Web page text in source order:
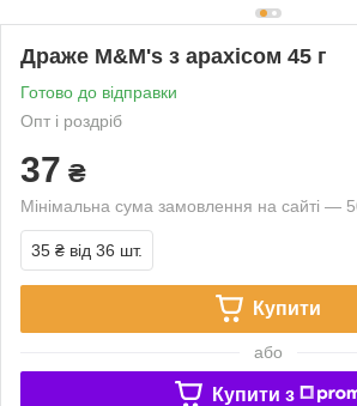
Драже M&M's з арахісом 45 г
Готово до відправки
Опт і роздріб
37 ₴
Мінімальна сума замовлення на сайті —
35 ₴ від 36 шт.
Купити
або
Купити з